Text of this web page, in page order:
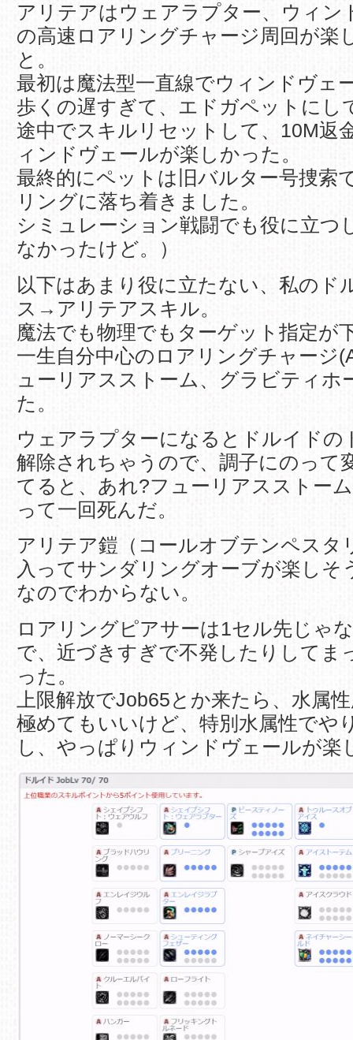
アリテアはウェアラプター、ウィン
の高速ロアリングチャージ周回が楽
と。
最初は魔法型一直線でウィンドヴェ
歩くの遅すぎて、エドガペットにし
途中でスキルリセットして、10M返
ィンドヴェールが楽しかった。
最終的にペットは旧バルター号捜索
リングに落ち着きました。
シミュレーション戦闘でも役に立つ
なかったけど。）
以下はあまり役に立たない、私の
ス→アリテアスキル。
魔法でも物理でもターゲット指定が
一生自分中心のロアリングチャージ
ューリアスストーム、グラビティホ
た。
ウェアラプターになるとドルイドの
解除されちゃうので、調子にのって
てると、あれ?フューリアスストー
って一回死んだ。
アリテア鎧（コールオブテンペスタ
入ってサンダリングオーブが楽しそ
なのでわからない。
ロアリングピアサーは1セル先じゃ
で、近づきすぎで不発したりしてま
った。
上限解放でJob65とか来たら、水属
極めてもいいけど、特別水属性でや
し、やっぱりウィンドヴェールが楽